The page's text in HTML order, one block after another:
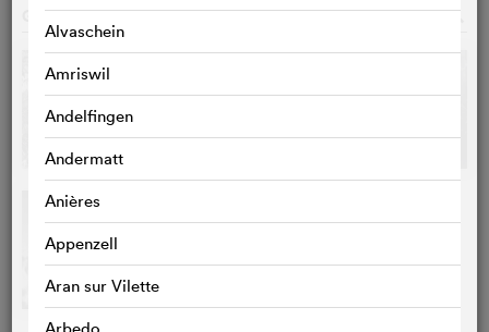
Alvaschein
Amriswil
Andelfingen
Andermatt
Anières
Appenzell
Aran sur Vilette
GALERIE o